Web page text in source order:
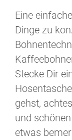
Eine
Dinge zu
Stecke Dir
gehst,
und
etwas